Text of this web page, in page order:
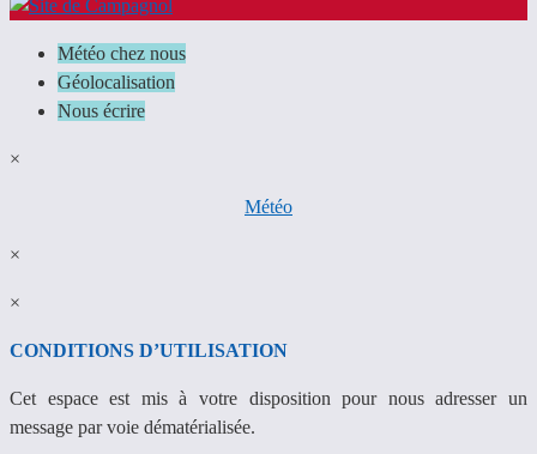
Météo chez nous
Géolocalisation
Nous écrire
×
Météo
×
×
CONDITIONS D’UTILISATION
Cet espace est mis à votre disposition pour nous adresser un
message par voie dématérialisée.